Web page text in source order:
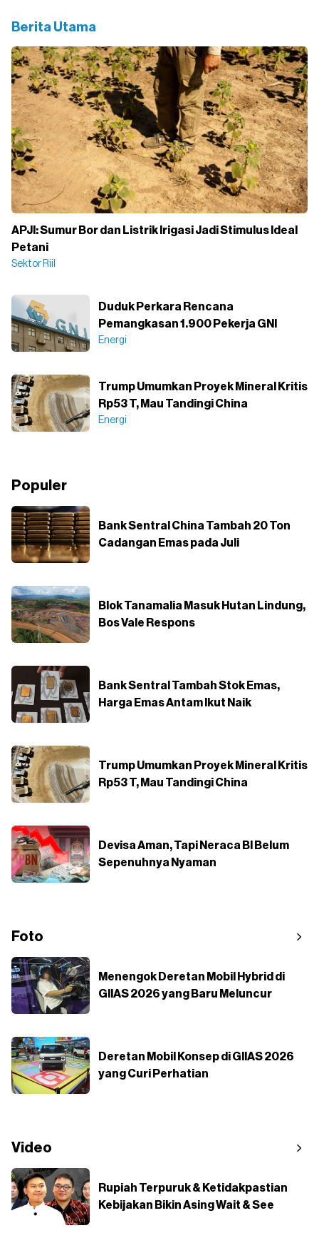
Berita Utama
APJI: Sumur Bor dan Listrik Irigasi Jadi Stimulus Ideal
Petani
Sektor Riil
Duduk Perkara Rencana
Pemangkasan 1.900 Pekerja GNI
Energi
Trump Umumkan Proyek Mineral Kritis
Rp53 T, Mau Tandingi China
Energi
Populer
Bank Sentral China Tambah 20 Ton
Cadangan Emas pada Juli
Blok Tanamalia Masuk Hutan Lindung,
Bos Vale Respons
Bank Sentral Tambah Stok Emas,
Harga Emas Antam Ikut Naik
Trump Umumkan Proyek Mineral Kritis
Rp53 T, Mau Tandingi China
Devisa Aman, Tapi Neraca BI Belum
Sepenuhnya Nyaman
Foto
Menengok Deretan Mobil Hybrid di
GIIAS 2026 yang Baru Meluncur
Deretan Mobil Konsep di GIIAS 2026
yang Curi Perhatian
Video
Rupiah Terpuruk & Ketidakpastian
Kebijakan Bikin Asing Wait & See